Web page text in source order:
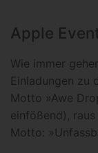
Apple
Wie immer
Einladungen zu
Motto »Awe
einfößend),
Motto: